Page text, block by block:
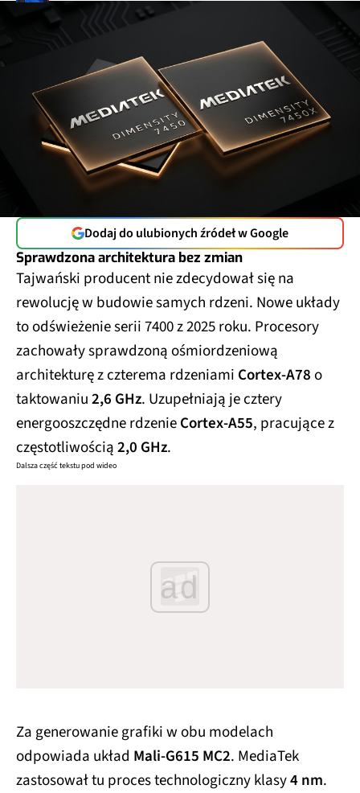
Dodaj do ulubionych źródeł w Google
Sprawdzona architektura bez zmian
Tajwański producent nie zdecydował się na
rewolucję w budowie samych rdzeni. Nowe układy
to odświeżenie serii 7400 z 2025 roku. Procesory
zachowały sprawdzoną ośmiordzeniową
architekturę z czterema rdzeniami Cortex-A78o
taktowaniu2,6 GHz. Uzupełniają je cztery
energooszczędne rdzenieCortex-A55, pracujące z
częstotliwością2,0 GHz.
Dalsza część tekstu pod wideo
ad
Za generowanie grafiki w obu modelach
odpowiada układ Mali-G615 MC2. MediaTek
zastosował tu proces technologiczny klasy4 nm.